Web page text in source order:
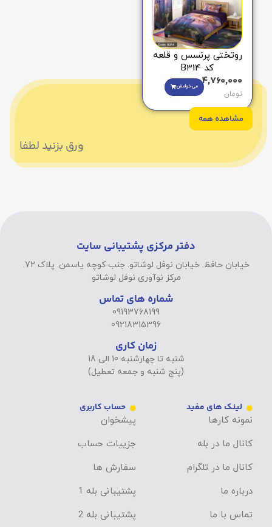
روتختی پرنسس و قلعه
کد B314
4,760,000
تومان
می‌خوامش
مشاهده همه
ورق بزنید لطفا
دفتر مرکزی پشتیبانی سایت
خیابان حافظ. خیابان نوفل لوشاتو. جنب کوچه یاسمن. پلاک 72.
مرکز نوآوری نوفل لوشاتو
شماره های تماس
09193768199
09218315396
زمان کاری
شنبه تا چهارشنبه 10 الی 18
(پنج شنبه و جمعه تعطیل)
لینک های مفید
نمونه کارها
کانال ما در بله
کانال ما در تلگرام
درباره ما
تماس با ما
حساب کاربری
پیشخوان
جزییات حساب
سفارش ها
پشتیبانی بله 1
پشتیبانی بله 2